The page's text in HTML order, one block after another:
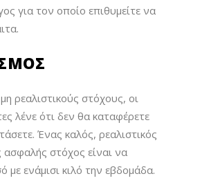
για τον οποίο επιθυμείτε να
ρεαλιστικούς στόχους, οι
λένε ότι δεν θα καταφέρετε
Ένας καλός, ρεαλιστικός
ασφαλής στόχος είναι να
με ενάμισι κιλό την εβδομάδα.